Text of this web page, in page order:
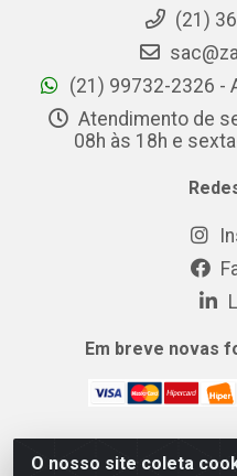
O nosso site coleta
(21)
(21) 99732-2326 -
Atendimento de
08h às 18h e
Em breve novas